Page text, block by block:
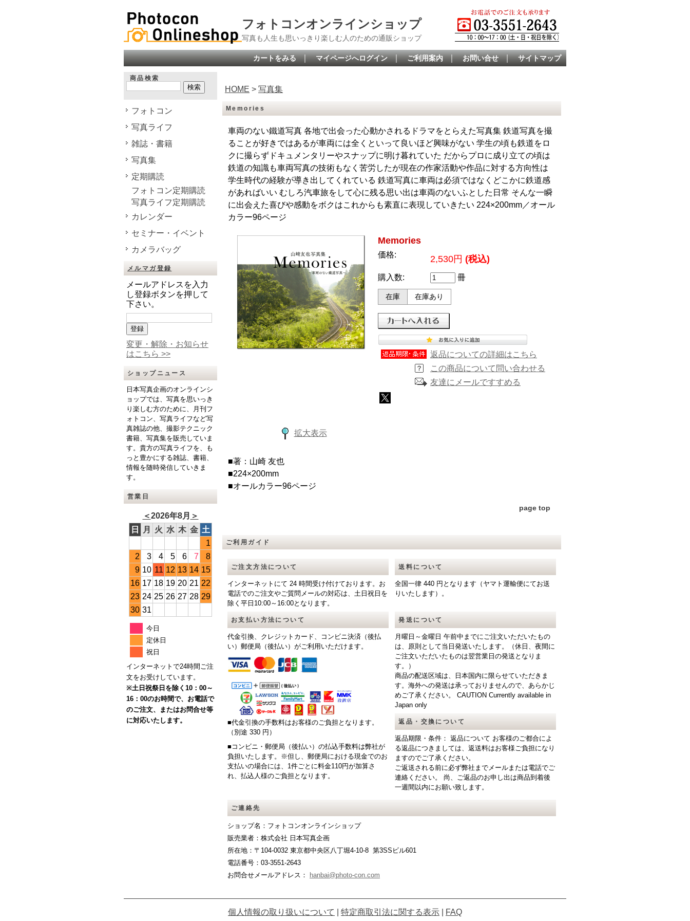
フォトコンオンラインショップ
写真も人生も思いっきり楽しむ人のための通販ショップ
カートをみる ｜ マイページへログイン ｜ ご利用案内 ｜ お問い合せ ｜ サイトマップ
商品検索
フォトコン
写真ライフ
雑誌・書籍
写真集
定期購読
フォトコン定期購読
写真ライフ定期購読
カレンダー
セミナー・イベント
カメラバッグ
メルマガ登録
メールアドレスを入力
し登録ボタンを押して
下さい。
変更・解除・お知らせ
はこちら >>
ショップニュース
日本写真企画のオンラインシ
ョップでは、写真を思いっき
り楽しむ方のために、月刊フ
ォトコン、写真ライフなど写
真雑誌の他、撮影テクニック
書籍、写真集を販売していま
す。貴方の写真ライフを、も
っと豊かにする雑誌、書籍、
情報を随時発信していきま
す。
営業日
＜2026年8月 ＞
日
月 火 水 木 金 土
1
2
3 4 5 6 7
8
9 10 11 12 13 14 15
16 17 18 19 20 21 22
23 24 25 26 27 28 29
30 31
今日
定休日
祝日
インターネットで24時間ご注
文をお受けしています。
※土日祝祭日を除く10：00～
16：00のお時間で、お電話で
のご注文、またはお問合せ等
に対応いたします。
HOME > 写真集
Memories
車両のない鐵道写真 各地で出会った心動かされるドラマをとらえた写真集 鉄道写真を撮
ることが好きではあるが車両には全くといって良いほど興味がない 学生の頃も鉄道をロ
クに撮らずドキュメンタリーやスナップに明け暮れていた だからプロに成り立ての頃は
鉄道の知識も車両写真の技術もなく苦労したが現在の作家活動や作品に対する方向性は
学生時代の経験が導き出してくれている 鉄道写真に車両は必須ではなくどこかに鉄道感
があればいい むしろ汽車旅をして心に残る思い出は車両のないふとした日常 そんな一瞬
に出会えた喜びや感動をボクはこれからも素直に表現していきたい 224×200mm／オール
カラー96ページ
拡大表示
Memories
価格: 2,530円 (税込)
購入数: 冊
在庫 在庫あり
返品についての詳細はこちら
この商品について問い合わせる
友達にメールですすめる
■著：山崎 友也
■224×200mm
■オールカラー96ページ
page top
ご利用ガイド
ご注文方法について
インターネットにて 24 時間受け付けております。お
電話でのご注文やご質問メールの対応は、土日祝日を
除く平日10:00～16:00となります。
お支払い方法について
代金引換、クレジットカード、コンビニ決済（後払
い）郵便局（後払い）がご利用いただけます。
■代金引換の手数料はお客様のご負担となります。
（別途 330 円）
■コンビニ・郵便局（後払い）の払込手数料は弊社が
負担いたします。※但し、郵便局における現金でのお
支払いの場合には、1件ごとに料金110円が加算さ
れ、払込人様のご負担となります。
送料について
全国一律 440 円となります（ヤマト運輸便にてお送
りいたします）。
発送について
月曜日～金曜日 午前中までにご注文いただいたもの
は、原則として当日発送いたします。（休日、夜間に
ご注文いただいたものは翌営業日の発送となりま
す。）
商品の配送区域は、日本国内に限らせていただきま
す。海外への発送は承っておりませんので、あらかじ
めご了承ください。 CAUTION Currently available in
Japan only
返品・交換について
返品期限・条件： 返品について お客様のご都合によ
る返品につきましては、返送料はお客様ご負担になり
ますのでご了承ください。
ご返送される前に必ず弊社までメールまたは電話でご
連絡ください。 尚、ご返品のお申し出は商品到着後
一週間以内にお願い致します。
ご連絡先
ショップ名：フォトコンオンラインショップ
販売業者：株式会社 日本写真企画
所在地：〒104-0032 東京都中央区八丁堀4-10-8 第3SSビル601
電話番号：03-3551-2643
お問合せメールアドレス：
hanbai@photo-con.com
個人情報の取り扱いについて 特定商取引法に関する表示 FAQ